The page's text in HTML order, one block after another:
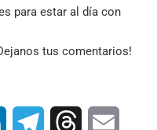
para estar al día con
tus comentarios!
LinkedIn TelegramThreads